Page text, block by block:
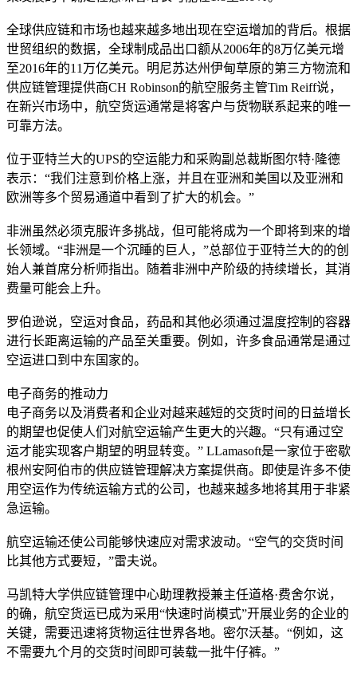
全球供应链和市场也越来越多地出现在空运增加的背后。根据
世贸组织的数据，全球制成品出口额从2006年的8万亿美元增
至2016年的11万亿美元。明尼苏达州伊甸草原的第三方物流和
供应链管理提供商CH Robinson的航空服务主管Tim Reiff说，
在新兴市场中，航空货运通常是将客户与货物联系起来的唯一
可靠方法。
位于亚特兰大的UPS的空运能力和采购副总裁斯图尔特·隆德
表示：“我们注意到价格上涨，并且在亚洲和美国以及亚洲和
欧洲等多个贸易通道中看到了扩大的机会。”
非洲虽然必须克服许多挑战，但可能将成为一个即将到来的增
长领域。“非洲是一个沉睡的巨人，”总部位于亚特兰大的的创
始人兼首席分析师指出。随着非洲中产阶级的持续增长，其消
费量可能会上升。
罗伯逊说，空运对食品，药品和其他必须通过温度控制的容器
进行长距离运输的产品至关重要。例如，许多食品通常是通过
空运进口到中东国家的。
电子商务的推动力
电子商务以及消费者和企业对越来越短的交货时间的日益增长
的期望也促使人们对航空运输产生更大的兴趣。“只有通过空
运才能实现客户期望的明显转变。” LLamasoft是一家位于密歇
根州安阿伯市的供应链管理解决方案提供商。即使是许多不使
用空运作为传统运输方式的公司，也越来越多地将其用于非紧
急运输。
航空运输还使公司能够快速应对需求波动。“空气的交货时间
比其他方式要短，”雷夫说。
马凯特大学供应链管理中心助理教授兼主任道格·费舍尔说，
的确，航空货运已成为采用“快速时尚模式”开展业务的企业的
关键，需要迅速将货物运往世界各地。密尔沃基。“例如，这
不需要九个月的交货时间即可装载一批牛仔裤。”